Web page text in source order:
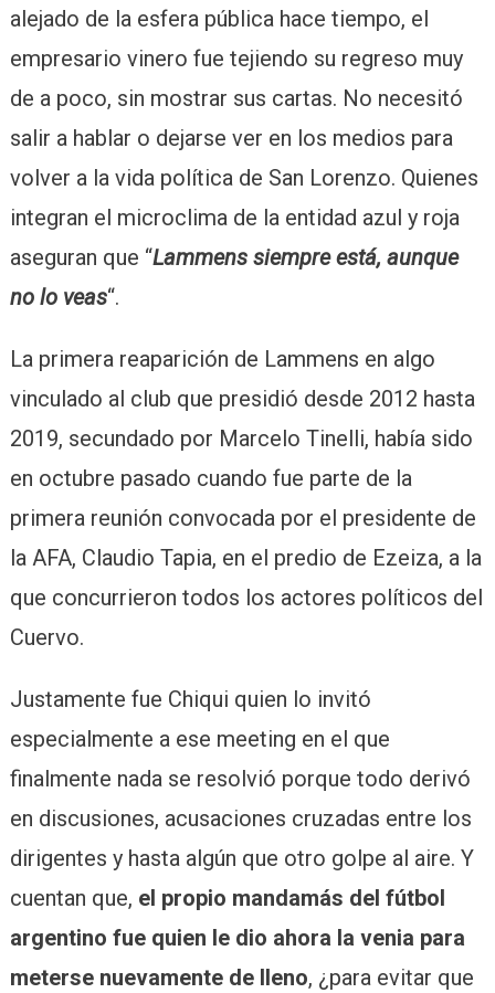
alejado de la esfera pública hace tiempo, el
empresario vinero fue tejiendo su regreso muy
de a poco, sin mostrar sus cartas. No necesitó
salir a hablar o dejarse ver en los medios para
volver a la vida política de San Lorenzo. Quienes
integran el microclima de la entidad azul y roja
aseguran que “Lammens siempre está, aunque
no lo veas“.
La primera reaparición de Lammens en algo
vinculado al club que presidió desde 2012 hasta
2019, secundado por Marcelo Tinelli, había sido
en octubre pasado cuando fue parte de la
primera reunión convocada por el presidente de
la AFA, Claudio Tapia, en el predio de Ezeiza, a la
que concurrieron todos los actores políticos del
Cuervo.
Justamente fue Chiqui quien lo invitó
especialmente a ese meeting en el que
finalmente nada se resolvió porque todo derivó
en discusiones, acusaciones cruzadas entre los
dirigentes y hasta algún que otro golpe al aire. Y
cuentan que, el propio mandamás del fútbol
argentino fue quien le dio ahora la venia para
meterse nuevamente de lleno, ¿para evitar que